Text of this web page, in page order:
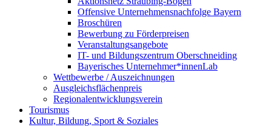
Offensive Unternehmensnachfolge Bayern
Broschüren
Bewerbung zu Förderpreisen
Veranstaltungsangebote
IT- und Bildungszentrum Oberschneiding
Bayerisches Unternehmer*innenLab
Wettbewerbe / Auszeichnungen
Ausgleichsflächenpreis
Regionalentwicklungsverein
Tourismus
Kultur, Bildung, Sport & Soziales